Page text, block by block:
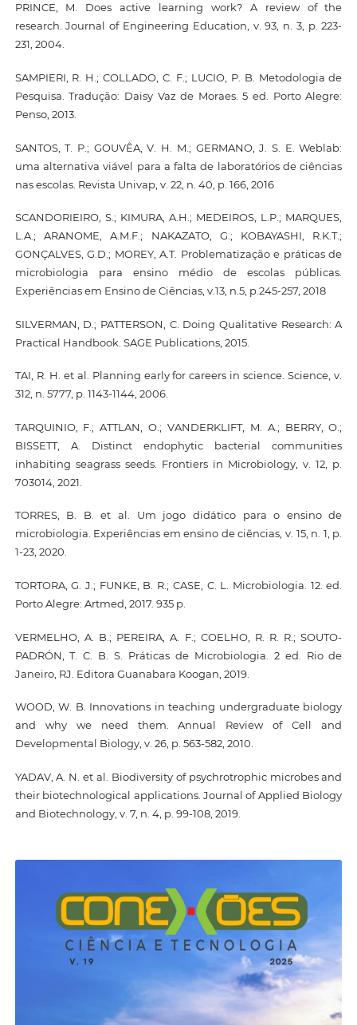
PRINCE, M. Does active learning work? A review of the
research. Journal of Engineering Education, v. 93, n. 3, p. 223-
231, 2004.
SAMPIERI, R. H.; COLLADO, C. F.; LUCIO, P. B. Metodologia de
Pesquisa. Tradução: Daisy Vaz de Moraes. 5 ed. Porto Alegre:
Penso, 2013.
SANTOS, T. P.; GOUVÊA, V. H. M.; GERMANO, J. S. E. Weblab:
uma alternativa viável para a falta de laboratórios de ciências
nas escolas. Revista Univap, v. 22, n. 40, p. 166, 2016
SCANDORIEIRO, S.; KIMURA, A.H.; MEDEIROS, L.P.; MARQUES,
L.A.; ARANOME, A.M.F.; NAKAZATO, G.; KOBAYASHI, R.K.T.;
GONÇALVES, G.D.; MOREY, A.T. Problematização e práticas de
microbiologia para ensino médio de escolas públicas.
Experiências em Ensino de Ciências, v.13, n.5, p.245-257, 2018
SILVERMAN, D.; PATTERSON, C. Doing Qualitative Research: A
Practical Handbook. SAGE Publications, 2015.
TAI, R. H. et al. Planning early for careers in science. Science, v.
312, n. 5777, p. 1143-1144, 2006.
TARQUINIO, F.; ATTLAN, O.; VANDERKLIFT, M. A.; BERRY, O.;
BISSETT, A. Distinct endophytic bacterial communities
inhabiting seagrass seeds. Frontiers in Microbiology, v. 12, p.
703014, 2021.
TORRES, B. B. et al. Um jogo didático para o ensino de
microbiologia. Experiências em ensino de ciências, v. 15, n. 1, p.
1-23, 2020.
TORTORA, G. J.; FUNKE, B. R.; CASE, C. L. Microbiologia. 12. ed.
Porto Alegre: Artmed, 2017. 935 p.
VERMELHO, A. B.; PEREIRA, A. F.; COELHO, R. R. R.; SOUTO-
PADRÓN, T. C. B. S. Práticas de Microbiologia. 2 ed. Rio de
Janeiro, RJ. Editora Guanabara Koogan, 2019.
WOOD, W. B. Innovations in teaching undergraduate biology
and why we need them. Annual Review of Cell and
Developmental Biology, v. 26, p. 563-582, 2010.
YADAV, A. N. et al. Biodiversity of psychrotrophic microbes and
their biotechnological applications. Journal of Applied Biology
and Biotechnology, v. 7, n. 4, p. 99-108, 2019.